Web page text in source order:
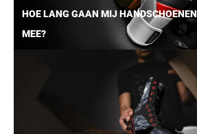
HOE LANG GAAN MIJ HANDSCHOENEN
MEE?